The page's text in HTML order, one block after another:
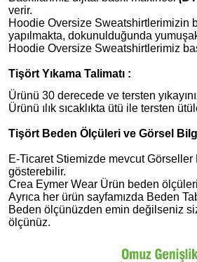
verir.
Hoodie Oversize Sweatshirtlerimizin
yapılmakta, dokunulduğunda
Hoodie Oversize Sweatshirtlerimiz
Tişört Yıkama Talimatı :
Ürünü 30 derecede ve tersten
Ürünü ılık sıcaklıkta ütü ile tersten
Tişört Beden Ölçüleri ve Görsel
E-Ticaret Stiemizde mevcut Görseller
gösterebilir.
Crea Eymer Wear Ürün beden
Ayrıca her ürün sayfamızda Beden
Beden ölçünüzden emin değilseniz
ölçünüz.